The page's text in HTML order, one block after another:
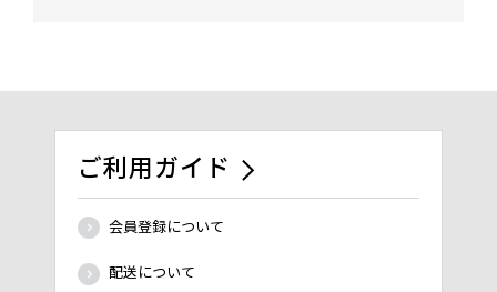
ご利用ガイド
会員登録について
配送について